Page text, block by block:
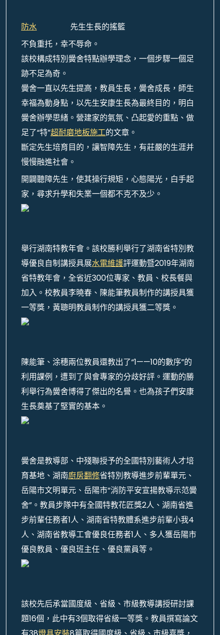
防水 先生生長的搖籃
不負重托，幸不辱命。
該校構成特別黌舍特點辦學理念，一個步驟一個足
跡不足為奇。
黌舍一直以先生提高，教員生長，黌舍成長，師生
幸福為動身點，以先生安康生長為最終目的，明白
黌舍辦學思緒。營建家的氣氛、凸起愛的重點、做
足了“特”超耐磨地板施工的文章。
斷定先生培育目的，讓智障先生，有莊嚴的生涯并
慢慢融進社會。
開闢聽障先生，使其操行規矩，心態陽光，白手起
家，尋求升學和失業一個都不克不及少。
舉行湖南特教年會。該校勝利舉行了湖南省特別教
導優良自制講授具展水電維護評運動暨2019年湖南
省特教年會，全省近300位專家、教員、校長餐與
加入。校教員李曉春、陳能筆教員制作的講授具獲
一等獎，黃聰明教員制作的講授具獲二等獎。
陳能筆、涂穗兩位教員還教出了“1——10的數序”的
利用課例，遭到了與會專家的分歧好評。運動的勝
利舉行為黌舍博得了傑出的名譽。也為孩子們安康
生長奠基了堅實的基本。
黌舍是教導部、中殘聯授予的全國特別藝術人才培
育基地、湖南廚房翻修省特別教導進步前輩單元、
岳陽市文明單元、岳陽市“消防平安宣揚教導示范黌
舍”。教員步隊中有全國特教花匠獎2人、湖南省進
步前輩任務者1人、湖南省特教體系進步前輩小我4
人、湖南省教導工會優良任務者1人、多人獲岳陽市
優良教員、優良班主任、優良黨員等。
該校先后承當國度級、省級、市級教導講授研討課
題16個，此中有3個取得省級一等獎。教員撰寫論文